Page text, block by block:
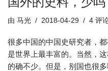
由 马光 2018-04-29 4 评
很多中国的中国史研究者，
是世界上最丰富的。当然，
的确不少。但是，别国也很